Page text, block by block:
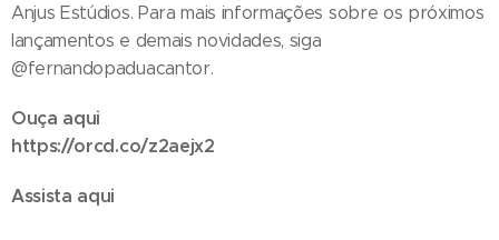
Anjus Estúdios. Para mais informações sobre os próximos
lançamentos e demais novidades, siga
@fernandopaduacantor.
Ouça aqui
https://orcd.co/z2aejx2
Assista aqui